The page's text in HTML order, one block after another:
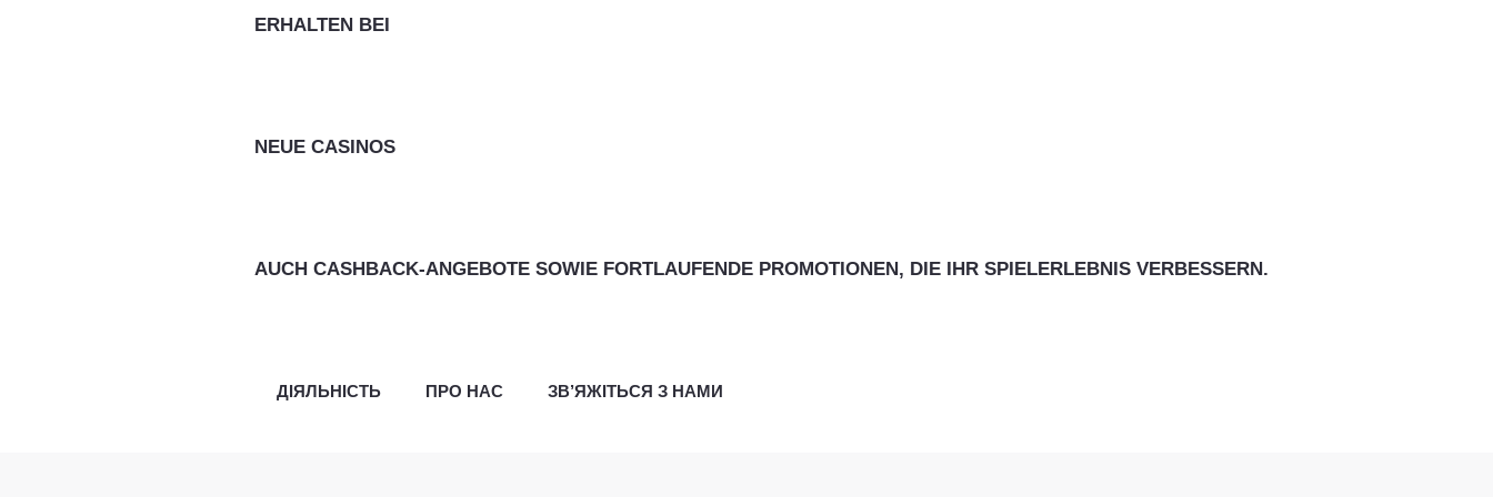
ERHALTEN BEI
NEUE CASINOS
AUCH CASHBACK-ANGEBOTE SOWIE FORTLAUFENDE PROMOTIONEN, DIE IHR SPIELERLEBNIS VERBESSERN.
ДІЯЛЬНІСТЬ ПРО НАС ЗВ’ЯЖІТЬСЯ З НАМИ